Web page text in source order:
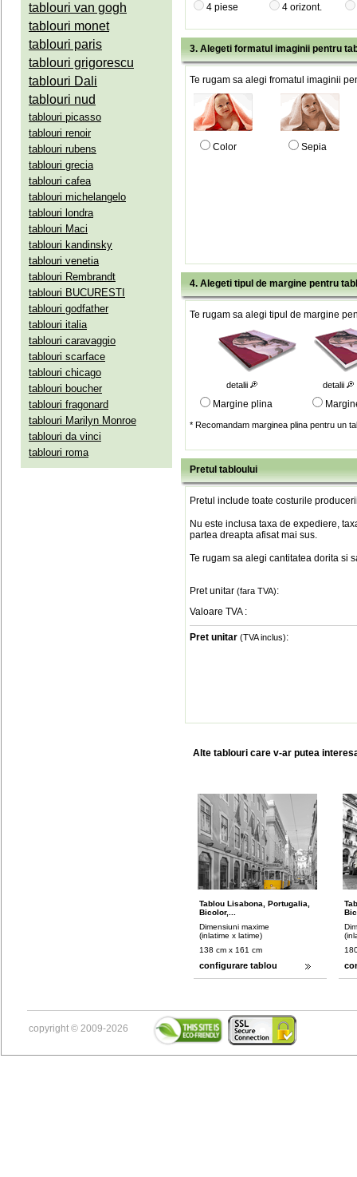
tablouri van gogh
tablouri monet
tablouri paris
tablouri grigorescu
tablouri Dali
tablouri nud
tablouri picasso
tablouri renoir
tablouri rubens
tablouri grecia
tablouri cafea
tablouri michelangelo
tablouri londra
tablouri Maci
tablouri kandinsky
tablouri venetia
tablouri Rembrandt
tablouri BUCURESTI
tablouri godfather
tablouri italia
tablouri caravaggio
tablouri scarface
tablouri chicago
tablouri boucher
tablouri fragonard
tablouri Marilyn Monroe
tablouri da vinci
tablouri roma
4 piese 4 orizont.
3. Alegeti formatul imaginii pentru
Te rugam sa alegi fromatul imaginii
Color Sepia
4. Alegeti tipul de margine pentru
Te rugam sa alegi tipul de margine
detalii detalii
Margine plina
* Recomandam marginea plina pentru un
Pretul tabloului
Pretul include toate costurile
Nu este inclusa taxa de expediere,
partea dreapta afisat mai sus.
Te rugam sa alegi cantitatea dorita si
Pret unitar (fara TVA):
Valoare TVA :
Pret unitar (TVA inclus):
Alte tablouri care v-ar putea
Tablou Lisabona, Portugalia,
Bicolor,...
Dimensiuni maxime
(inlatime x latime)
138 cm x 161 cm
configurare tablou
copyright © 2009-2026